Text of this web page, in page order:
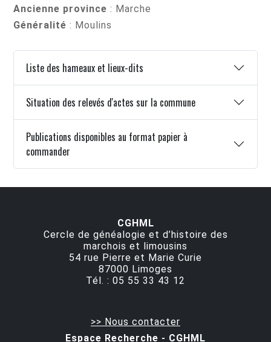
Ancienne province : Marche
Généralité : Moulins
Liste des hameaux et lieux-dits
Situation des relevés d'actes sur la commune
Publications disponibles au format papier à
commander
CGHML
Cercle de généalogie et d’histoire des
marchois et limousins
54 rue Pierre et Marie Curie
87000 Limoges
Tél. : 05 55 33 43 12
>> Nous contacter
Espace Recherche - CGHML